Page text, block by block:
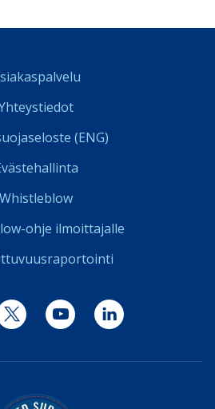
(ENG)
Whistleblow
ohje ilmoittajalle
Twitter YouTube LinkedIn